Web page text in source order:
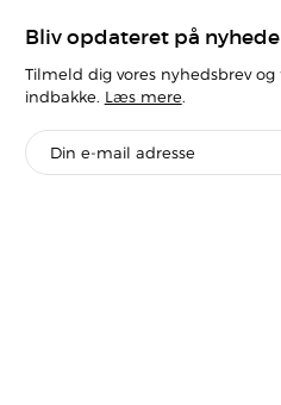
Bliv opdateret på
Tilmeld dig vores nyhedsbrev
indbakke. Læs mere.